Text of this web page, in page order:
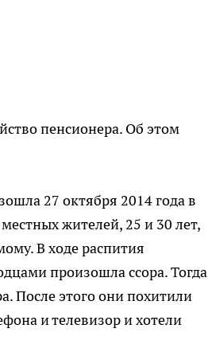
пенсионера. Об этом
27 октября 2014 года в
жителей, 25 и 30 лет,
В ходе распития
произошла ссора. Тогда
После этого они похитили
и телевизор и хотели